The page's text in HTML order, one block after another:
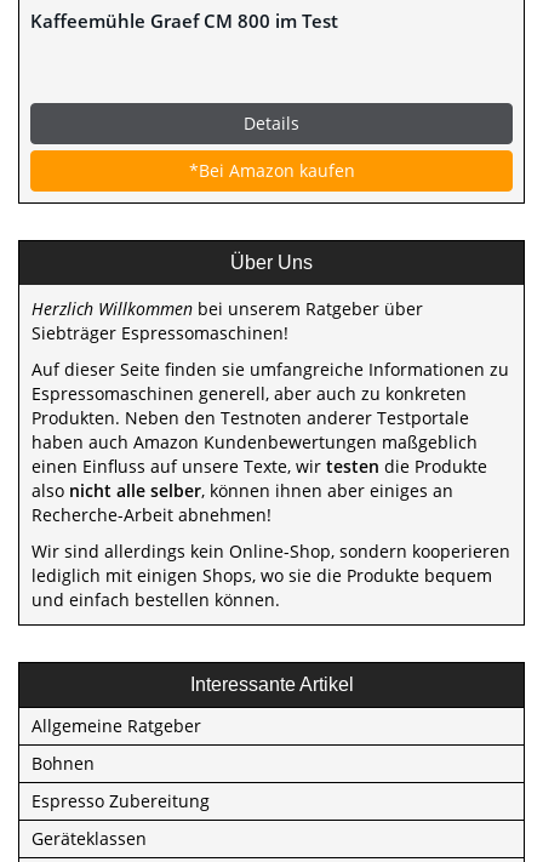
Kaffeemühle Graef CM 800 im Test
Details
*Bei Amazon kaufen
Über Uns
Herzlich Willkommen bei unserem Ratgeber über
Siebträger Espressomaschinen!
Auf dieser Seite finden sie umfangreiche Informationen zu
Espressomaschinen generell, aber auch zu konkreten
Produkten. Neben den Testnoten anderer Testportale
haben auch Amazon Kundenbewertungen maßgeblich
einen Einfluss auf unsere Texte, wir testen die Produkte
also nicht alle selber, können ihnen aber einiges an
Recherche-Arbeit abnehmen!
Wir sind allerdings kein Online-Shop, sondern kooperieren
lediglich mit einigen Shops, wo sie die Produkte bequem
und einfach bestellen können.
Interessante Artikel
Allgemeine Ratgeber
Bohnen
Espresso Zubereitung
Geräteklassen